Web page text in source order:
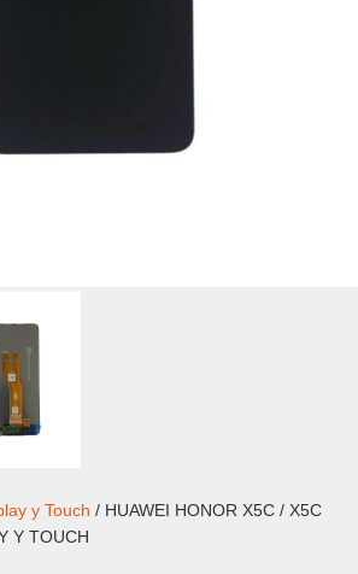
y Touch / HUAWEI HONOR X5C / X5C
Y TOUCH